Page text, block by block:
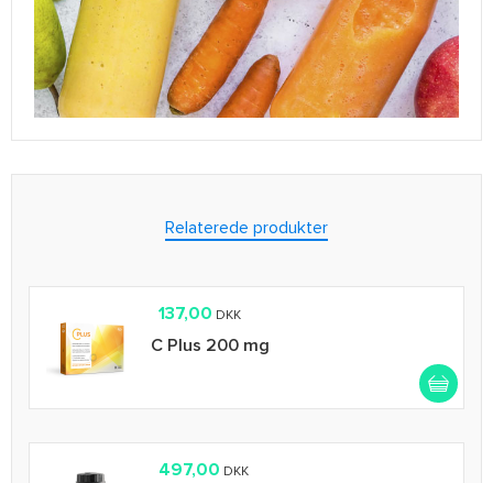
Relaterede produkter
137,00 DKK
C Plus 200 mg
497,00 DKK